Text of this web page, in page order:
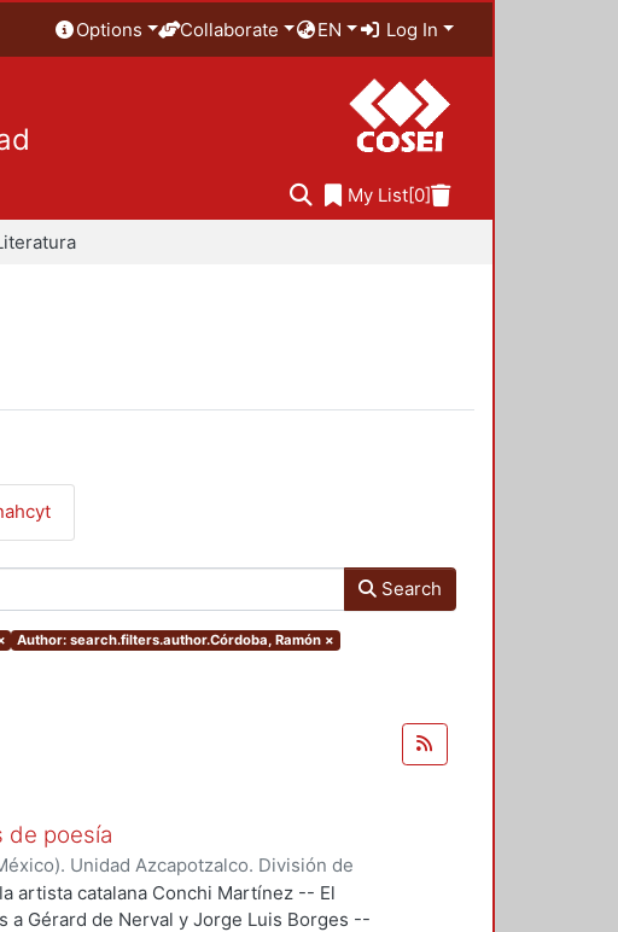
Options Collaborate EN Log In
My List[0]
Search
Author: search.filters.author.Córdoba, Ramón ×
de poesía
Unidad Azcapotzalco. División de
01)Córdoba, Ramón;Segovia, Ramón;
; Martré, Gonzalo;Backstrom, Gunnar;
artista catalana Conchi Martínez -- El
Gérard de Nerval y Jorge Luis Borges --